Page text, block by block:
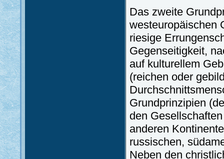
Das zweite
westeuropäischen
riesige
Gegenseitigkeit,
auf kulturellem
(reichen oder
Grundprinzipien
den
anderen
russischen,
Neben den